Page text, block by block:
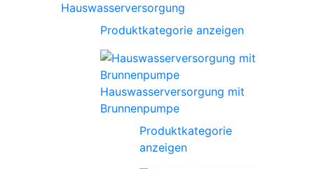
Hauswasserversorgung
Produktkategorie anzeigen
Hauswasserversorgung mit
Brunnenpumpe
Produktkategorie
anzeigen